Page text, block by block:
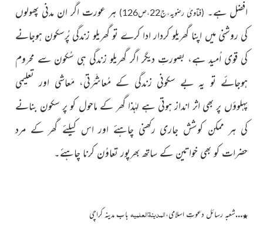
افضل ہے۔ (فتاویٰ رضویہ،ج22،ص126)
ہر عورت اگر ان مدنی پھولوں
کی روشنی میں اپنا گھریلو کردار ادا کرے تو گھریلو زندگی پُرسکون ہوجانے
کی قوی اُمید ہے، بصورتِ دیگر اگر گھریلو زندگی ہی سُکون سے محروم
ہوجائے تو یہ بے سکونی زندگی کے مُعاشَرَتی، مَعاشی اور تعلیمی
پہلوؤں پر بھی اثر انداز ہوتی ہے لہٰذا گھر کے ماحول کو پر سکون بنانے
کی ہر ممکن کوشش جاری رکھنی چاہئے اور اس کیلئے گھر کے مرد
حضرات کو بھی خواتین کے ساتھ بھرپور تعاوُن کرنا چاہئے۔
٭…شعبہ رسائل دعوتِ اسلامی،المدینۃالعلمیہ باب مدینہ کراچی